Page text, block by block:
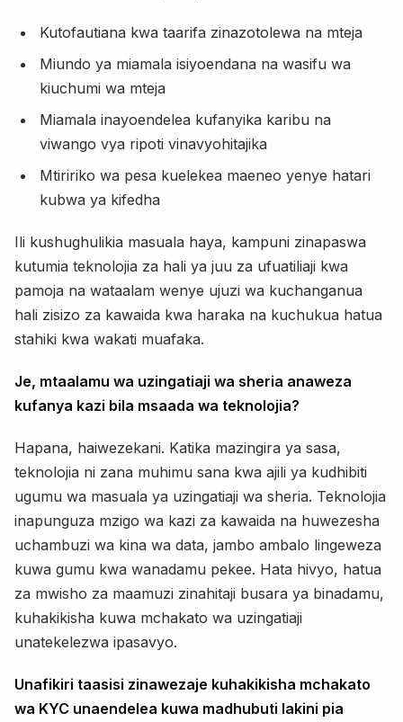
Kutofautiana kwa taarifa zinazotolewa na mteja
Miundo ya miamala isiyoendana na wasifu wa
kiuchumi wa mteja
Miamala inayoendelea kufanyika karibu na
viwango vya ripoti vinavyohitajika
Mtiririko wa pesa kuelekea maeneo yenye hatari
kubwa ya kifedha
Ili kushughulikia masuala haya, kampuni zinapaswa
kutumia teknolojia za hali ya juu za ufuatiliaji kwa
pamoja na wataalam wenye ujuzi wa kuchanganua
hali zisizo za kawaida kwa haraka na kuchukua hatua
stahiki kwa wakati muafaka.
Je, mtaalamu wa uzingatiaji wa sheria anaweza
kufanya kazi bila msaada wa teknolojia?
Hapana, haiwezekani. Katika mazingira ya sasa,
teknolojia ni zana muhimu sana kwa ajili ya kudhibiti
ugumu wa masuala ya uzingatiaji wa sheria. Teknolojia
inapunguza mzigo wa kazi za kawaida na huwezesha
uchambuzi wa kina wa data, jambo ambalo lingeweza
kuwa gumu kwa wanadamu pekee. Hata hivyo, hatua
za mwisho za maamuzi zinahitaji busara ya binadamu,
kuhakikisha kuwa mchakato wa uzingatiaji
unatekelezwa ipasavyo.
Unafikiri taasisi zinawezaje kuhakikisha mchakato
wa KYC unaendelea kuwa madhubuti lakini pia